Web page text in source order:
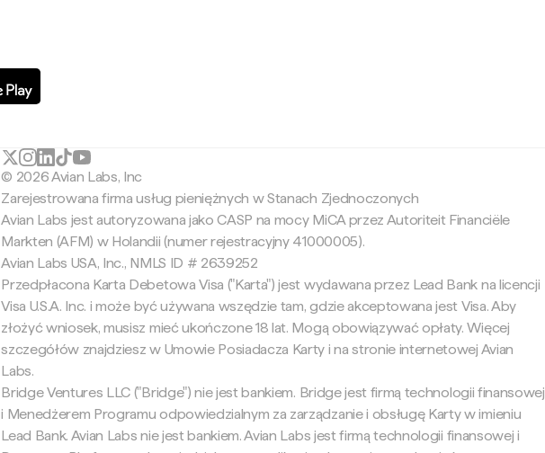
© 2026 Avian Labs, Inc
Zarejestrowana firma usług pieniężnych w Stanach Zjednoczonych
Avian Labs jest autoryzowana jako CASP na mocy MiCA przez Autoriteit Financiële
Markten (AFM) w Holandii (numer rejestracyjny 41000005).
Avian Labs USA, Inc., NMLS ID # 2639252
Przedpłacona Karta Debetowa Visa ("Karta") jest wydawana przez Lead Bank na licencji
Visa U.S.A. Inc. i może być używana wszędzie tam, gdzie akceptowana jest Visa. Aby
złożyć wniosek, musisz mieć ukończone 18 lat. Mogą obowiązywać opłaty. Więcej
szczegółów znajdziesz w Umowie Posiadacza Karty i na stronie internetowej Avian
Labs.
Bridge Ventures LLC ("Bridge") nie jest bankiem. Bridge jest firmą technologii finansowej
i Menedżerem Programu odpowiedzialnym za zarządzanie i obsługę Karty w imieniu
Lead Bank. Avian Labs nie jest bankiem. Avian Labs jest firmą technologii finansowej i